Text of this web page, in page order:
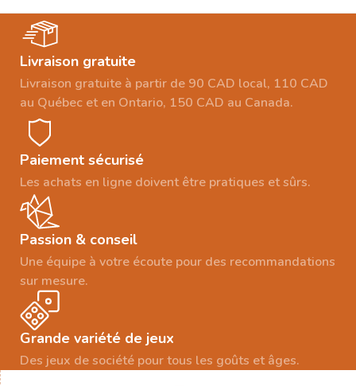
Livraison gratuite
Livraison gratuite à partir de 90 CAD local, 110 CAD
au Québec et en Ontario, 150 CAD au Canada.
Paiement sécurisé
Les achats en ligne doivent être pratiques et sûrs.
Passion & conseil
Une équipe à votre écoute pour des recommandations
sur mesure.
Grande variété de jeux
Des jeux de société pour tous les goûts et âges.